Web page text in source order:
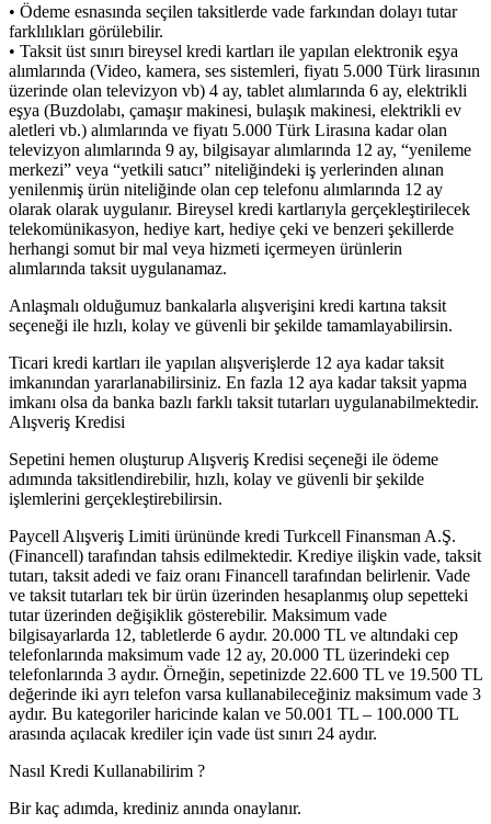
• Ödeme esnasında seçilen taksitlerde vade farkından dolayı tutar
farklılıkları görülebilir.
• Taksit üst sınırı bireysel kredi kartları ile yapılan elektronik eşya
alımlarında (Video, kamera, ses sistemleri, fiyatı 5.000 Türk lirasının
üzerinde olan televizyon vb) 4 ay, tablet alımlarında 6 ay, elektrikli
eşya (Buzdolabı, çamaşır makinesi, bulaşık makinesi, elektrikli ev
aletleri vb.) alımlarında ve fiyatı 5.000 Türk Lirasına kadar olan
televizyon alımlarında 9 ay, bilgisayar alımlarında 12 ay, “yenileme
merkezi” veya “yetkili satıcı” niteliğindeki iş yerlerinden alınan
yenilenmiş ürün niteliğinde olan cep telefonu alımlarında 12 ay
olarak olarak uygulanır. Bireysel kredi kartlarıyla gerçekleştirilecek
telekomünikasyon, hediye kart, hediye çeki ve benzeri şekillerde
herhangi somut bir mal veya hizmeti içermeyen ürünlerin
alımlarında taksit uygulanamaz.
Anlaşmalı olduğumuz bankalarla alışverişini kredi kartına taksit
seçeneği ile hızlı, kolay ve güvenli bir şekilde tamamlayabilirsin.
Ticari kredi kartları ile yapılan alışverişlerde 12 aya kadar taksit
imkanından yararlanabilirsiniz. En fazla 12 aya kadar taksit yapma
imkanı olsa da banka bazlı farklı taksit tutarları uygulanabilmektedir.
Alışveriş Kredisi
Sepetini hemen oluşturup Alışveriş Kredisi seçeneği ile ödeme
adımında taksitlendirebilir, hızlı, kolay ve güvenli bir şekilde
işlemlerini gerçekleştirebilirsin.
Paycell Alışveriş Limiti ürününde kredi Turkcell Finansman A.Ş.
(Financell) tarafından tahsis edilmektedir. Krediye ilişkin vade, taksit
tutarı, taksit adedi ve faiz oranı Financell tarafından belirlenir. Vade
ve taksit tutarları tek bir ürün üzerinden hesaplanmış olup sepetteki
tutar üzerinden değişiklik gösterebilir. Maksimum vade
bilgisayarlarda 12, tabletlerde 6 aydır. 20.000 TL ve altındaki cep
telefonlarında maksimum vade 12 ay, 20.000 TL üzerindeki cep
telefonlarında 3 aydır. Örneğin, sepetinizde 22.600 TL ve 19.500 TL
değerinde iki ayrı telefon varsa kullanabileceğiniz maksimum vade 3
aydır. Bu kategoriler haricinde kalan ve 50.001 TL – 100.000 TL
arasında açılacak krediler için vade üst sınırı 24 aydır.
Nasıl Kredi Kullanabilirim ?
Bir kaç adımda, krediniz anında onaylanır.